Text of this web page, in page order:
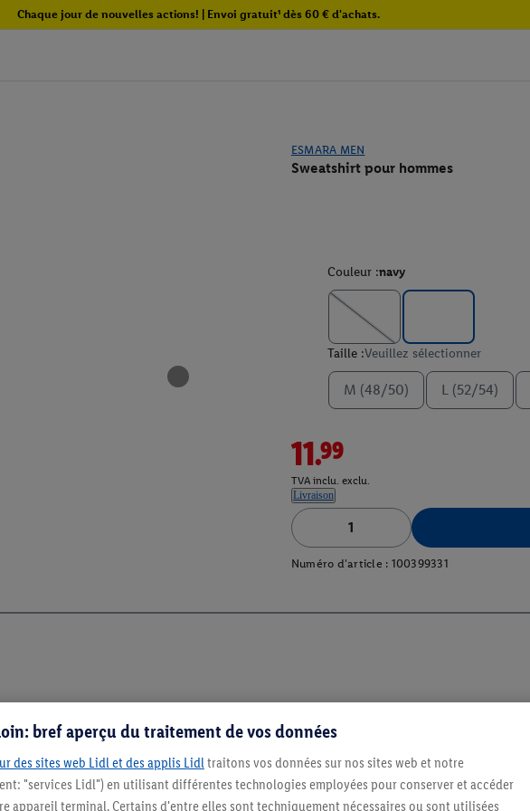
Chaque jour de nouvelles actions! | Envoi gratuit¹ dès 60 € d'achats.
ESMARA MEN
Sweatshirt pour hommes
Couleur :navy
Taille :Veuillez sélectionner
M (48/50) L (52/54)
11.99
TVA inclu. exclu.
Livraison
Numéro d'article : 100399331
bref aperçu du traitement de vos données
des sites web Lidl et des applis Lidl traitons vos données sur nos sites web et notre
"services Lidl") en utilisant différentes technologies employées pour conserver et accéder
appareil terminal. Certains d'entre elles sont techniquement nécessaires ou sont utilisées